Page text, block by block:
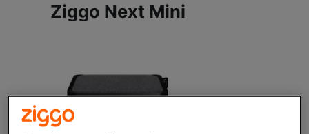
Ziggo Next Mini